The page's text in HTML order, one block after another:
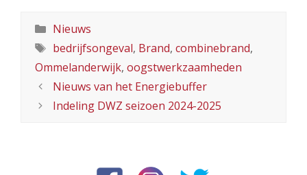
Categorieën
Nieuws
Tags
bedrijfsongeval, Brand, combinebrand,
Ommelanderwijk, oogstwerkzaamheden
Nieuws van het Energiebuffer
Indeling DWZ seizoen 2024-2025